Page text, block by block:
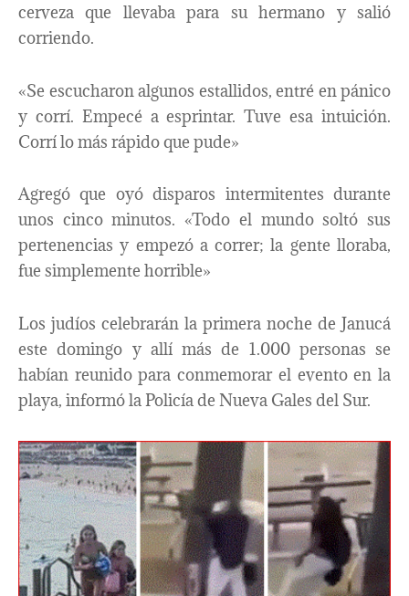
cerveza que llevaba para su hermano y salió
corriendo.
«Se escucharon algunos estallidos, entré en pánico
y corrí. Empecé a esprintar. Tuve esa intuición.
Corrí lo más rápido que pude»
Agregó que oyó disparos intermitentes durante
unos cinco minutos. «Todo el mundo soltó sus
pertenencias y empezó a correr; la gente lloraba,
fue simplemente horrible»
Los judíos celebrarán la primera noche de Janucá
este domingo y allí más de 1.000 personas se
habían reunido para conmemorar el evento en la
playa, informó la Policía de Nueva Gales del Sur.